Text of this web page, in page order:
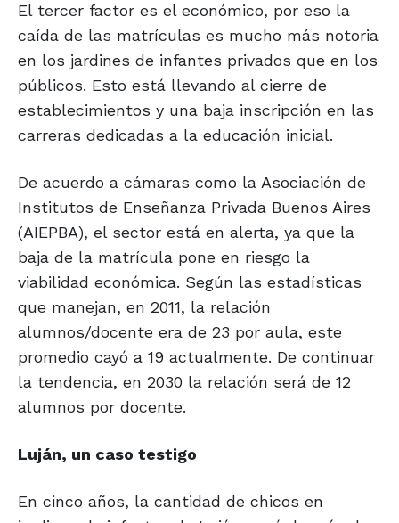
El tercer factor es el económico, por eso la
caída de las matrículas es mucho más notoria
en los jardines de infantes privados que en los
públicos. Esto está llevando al cierre de
establecimientos y una baja inscripción en las
carreras dedicadas a la educación inicial.
De acuerdo a cámaras como la Asociación de
Institutos de Enseñanza Privada Buenos Aires
(AIEPBA), el sector está en alerta, ya que la
baja de la matrícula pone en riesgo la
viabilidad económica. Según las estadísticas
que manejan, en 2011, la relación
alumnos/docente era de 23 por aula, este
promedio cayó a 19 actualmente. De continuar
la tendencia, en 2030 la relación será de 12
alumnos por docente.
Luján, un caso testigo
En cinco años, la cantidad de chicos en